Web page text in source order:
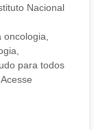
Nacional
para todos